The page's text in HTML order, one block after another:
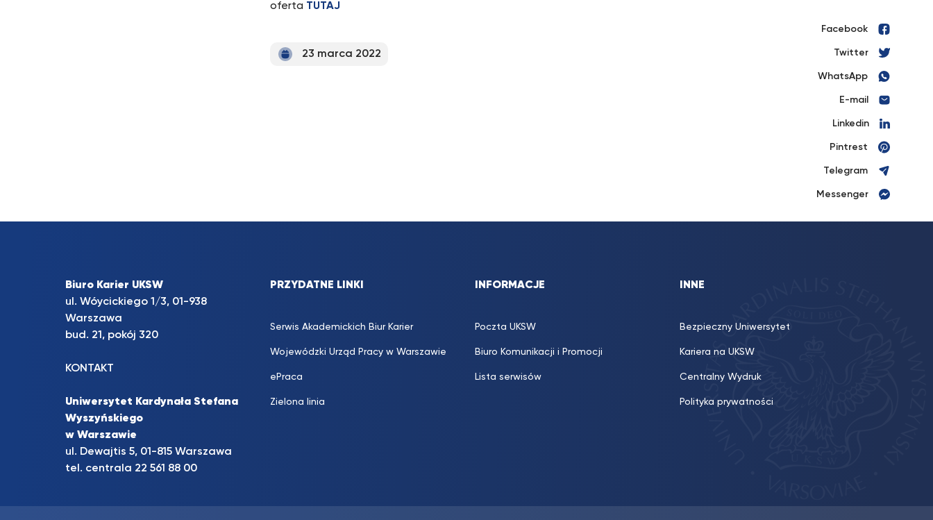
oferta TUTAJ
23 marca 2022
Facebook
Twitter
WhatsApp
E-mail
Linkedin
Pintrest
Telegram
Messenger
Biuro Karier UKSW
ul. Wóycickiego 1/3, 01-938
Warszawa
bud. 21, pokój 320
KONTAKT
Uniwersytet Kardynała Stefana
Wyszyńskiego
w Warszawie
ul. Dewajtis 5, 01-815 Warszawa
tel. centrala 22 561 88 00
PRZYDATNE LINKI
Serwis Akademickich Biur Karier
Wojewódzki Urząd Pracy w Warszawie
ePraca
Zielona linia
INFORMACJE
Poczta UKSW
Biuro Komunikacji i Promocji
Lista serwisów
INNE
Bezpieczny Uniwersytet
Kariera na UKSW
Centralny Wydruk
Polityka prywatności